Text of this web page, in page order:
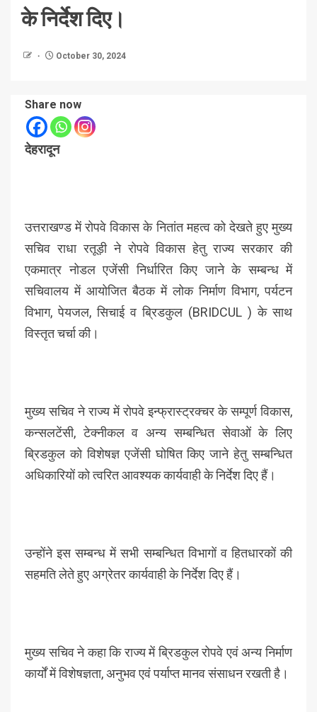
के निर्देश दिए।
October 30, 2024
Share now
देहरादून
उत्तराखण्ड में रोपवे विकास के नितांत महत्व को देखते हुए मुख्य
सचिव राधा रतूड़ी ने रोपवे विकास हेतु राज्य सरकार की
एकमात्र नोडल एजेंसी निर्धारित किए जाने के सम्बन्ध में
सचिवालय में आयोजित बैठक में लोक निर्माण विभाग, पर्यटन
विभाग, पेयजल, सिचाई व ब्रिडकुल (BRIDCUL ) के साथ
विस्तृत चर्चा की।
मुख्य सचिव ने राज्य में रोपवे इन्फ्रास्ट्रक्चर के सम्पूर्ण विकास,
कन्सलटेंसी, टेक्नीकल व अन्य सम्बन्धित सेवाओं के लिए
ब्रिडकुल को विशेषज्ञ एजेंसी घोषित किए जाने हेतु सम्बन्धित
अधिकारियों को त्वरित आवश्यक कार्यवाही के निर्देश दिए हैं।
उन्होंने इस सम्बन्ध में सभी सम्बन्धित विभागों व हितधारकों की
सहमति लेते हुए अग्रेतर कार्यवाही के निर्देश दिए हैं।
मुख्य सचिव ने कहा कि राज्य में ब्रिडकुल रोपवे एवं अन्य निर्माण
कार्यों में विशेषज्ञता, अनुभव एवं पर्याप्त मानव संसाधन रखती है।